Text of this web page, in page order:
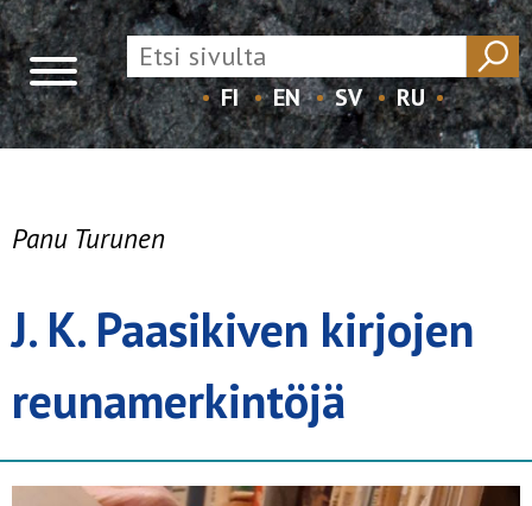
FI EN SV RU
Panu Turunen
J. K. Paasikiven kirjojen
reunamerkintöjä